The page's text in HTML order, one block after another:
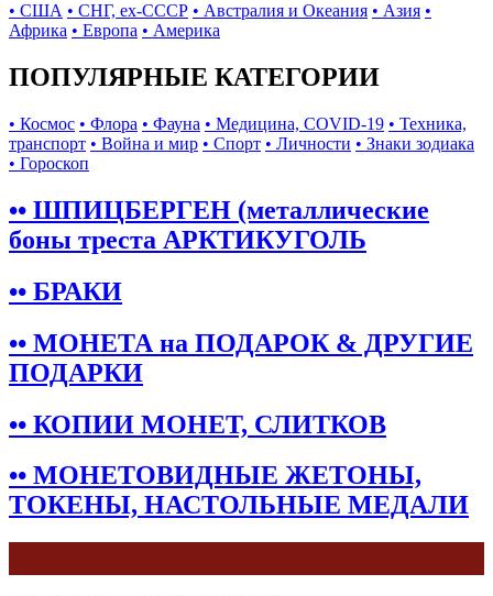
• США • СНГ, ex-СССР • Австралия и Океания • Азия •
Африка • Европа • Америка
ПОПУЛЯРНЫЕ КАТЕГОРИИ
• Космос • Флора • Фауна • Медицина, COVID-19 • Техника,
транспорт • Война и мир • Спорт • Личности • Знаки зодиака
• Гороскоп
•• ШПИЦБЕРГЕН (металлические
боны треста АРКТИКУГОЛЬ
•• БРАКИ
•• МОНЕТА на ПОДАРОК & ДРУГИЕ
ПОДАРКИ
•• КОПИИ МОНЕТ, СЛИТКОВ
•• МОНЕТОВИДНЫЕ ЖЕТОНЫ,
ТОКЕНЫ, НАСТОЛЬНЫЕ МЕДАЛИ